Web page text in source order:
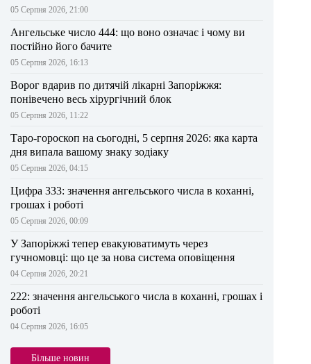
05 Серпня 2026, 21:00
Ангельське число 444: що воно означає і чому ви
постійно його бачите
05 Серпня 2026, 16:13
Ворог вдарив по дитячій лікарні Запоріжжя:
понівечено весь хірургічний блок
05 Серпня 2026, 11:22
Таро-гороскоп на сьогодні, 5 серпня 2026: яка карта
дня випала вашому знаку зодіаку
05 Серпня 2026, 04:15
Цифра 333: значення ангельського числа в коханні,
грошах і роботі
05 Серпня 2026, 00:09
У Запоріжжі тепер евакуюватимуть через
гучномовці: що це за нова система оповіщення
04 Серпня 2026, 20:21
222: значення ангельського числа в коханні, грошах і
роботі
04 Серпня 2026, 16:05
Більше новин